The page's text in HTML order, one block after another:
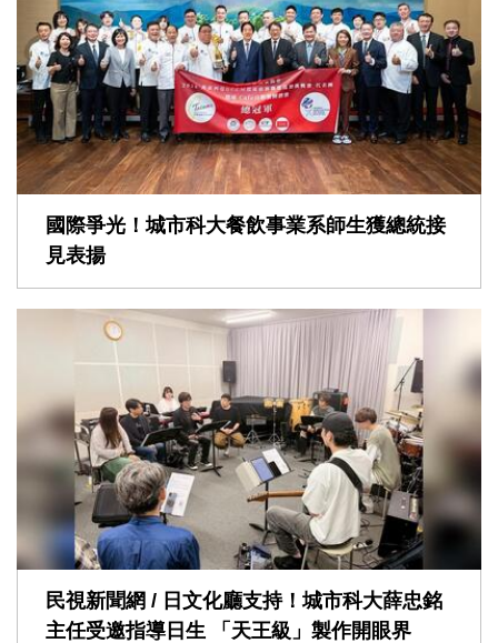
國際爭光！城市科大餐飲事業系師生獲總統接
見表揚
民視新聞網 / 日文化廳支持！城市科大薛忠銘
主任受邀指導日生 「天王級」製作開眼界